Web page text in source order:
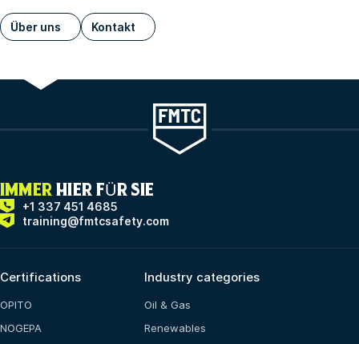
Über uns Kontakt
IMMER HIER FÜR SIE
+1 337 451 4685
training@fmtcsafety.com
Certifications
OPITO
NOGEPA
Industry categories
Oil & Gas
Renewables